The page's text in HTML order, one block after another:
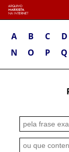
A B C D
N
O P Q